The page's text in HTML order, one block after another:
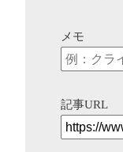
メモ
記事URL